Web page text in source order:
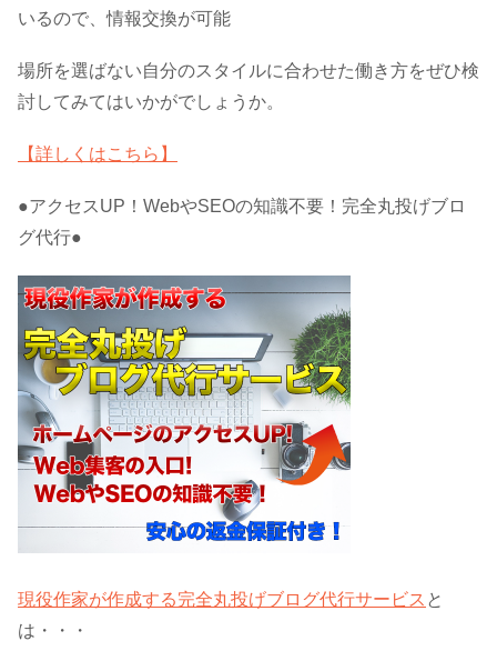
いるので、情報交換が可能
場所を選ばない自分のスタイルに合わせた働き方をぜひ検
討してみてはいかがでしょうか。
【詳しくはこちら】
●アクセスUP！WebやSEOの知識不要！完全丸投げブロ
グ代行●
現役作家が作成する完全丸投げブログ代行サービス と
は・・・